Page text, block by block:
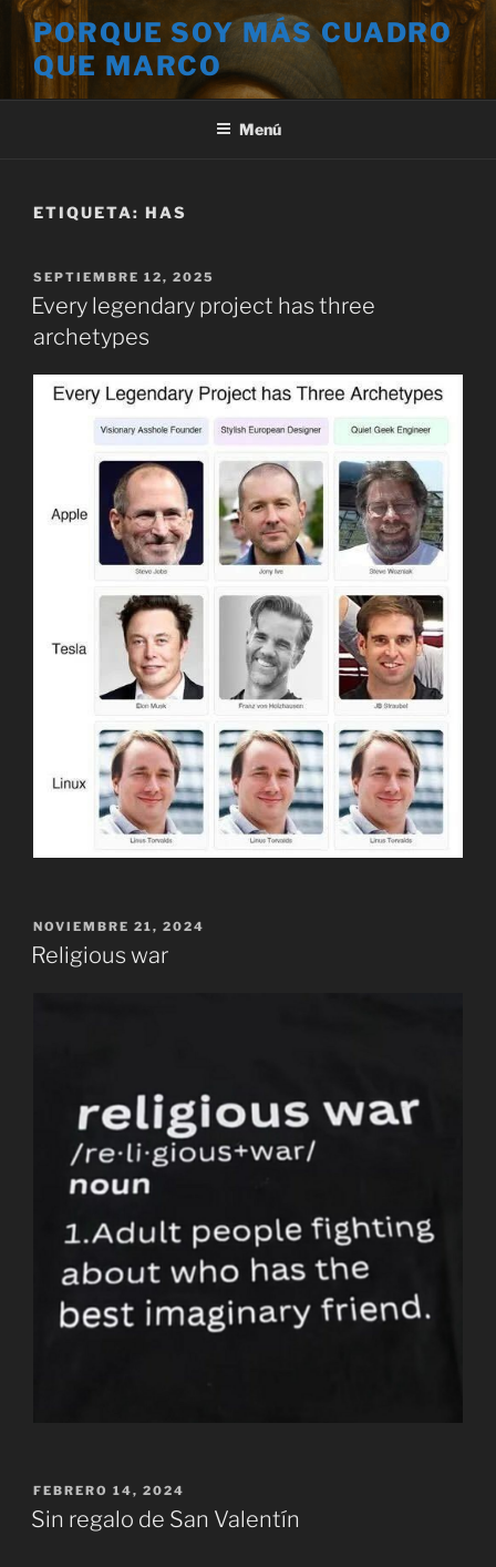
Saltar
contenido
PORQUE SOY MÁS CUADRO
QUE MARCO
Menú
ETIQUETA: HAS
PUBLICADO
EL
SEPTIEMBRE 12, 2025
Every legendary project has three
archetypes
PUBLICADO
EL
NOVIEMBRE 21, 2024
Religious war
PUBLICADO
EL
FEBRERO 14, 2024
Sin regalo de San Valentín